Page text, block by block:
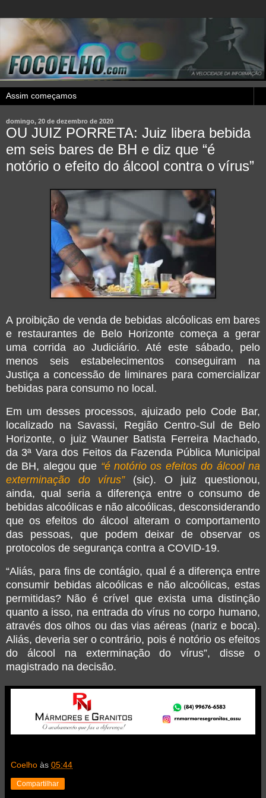
domingo, 20 de dezembro de 2020
OU JUIZ PORRETA: Juiz libera bebida
em seis bares de BH e diz que “é
notório o efeito do álcool contra o vírus”
A proibição de venda de bebidas alcóolicas em bares
e restaurantes de Belo Horizonte começa a gerar
uma corrida ao Judiciário. Até este sábado, pelo
menos seis estabelecimentos conseguiram na
Justiça a concessão de liminares para comercializar
bebidas para consumo no local.
Em um desses processos, ajuizado pelo Code Bar,
localizado na Savassi, Região Centro-Sul de Belo
Horizonte, o juiz Wauner Batista Ferreira Machado,
da 3ª Vara dos Feitos da Fazenda Pública Municipal
de BH, alegou que “é notório os efeitos do álcool na
exterminação do vírus”(sic). O juiz questionou,
ainda, qual seria a diferença entre o consumo de
bebidas alcoólicas e não alcoólicas, desconsiderando
que os efeitos do álcool alteram o comportamento
das pessoas, que podem deixar de observar os
protocolos de segurança contra a COVID-19.
“Aliás, para fins de contágio, qual é a diferença entre
consumir bebidas alcoólicas e não alcoólicas, estas
permitidas? Não é crível que exista uma distinção
quanto a isso, na entrada do vírus no corpo humano,
através dos olhos ou das vias aéreas (nariz e boca).
Aliás, deveria ser o contrário, pois é notório os efeitos
do álcool na exterminação do vírus”, disse o
magistrado na decisão.
Coelho às 05:44
Compartilhar